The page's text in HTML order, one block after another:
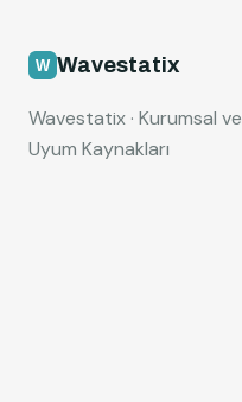
Wavestatix
Wavestatix · Kurumsal ve
Uyum Kaynakları